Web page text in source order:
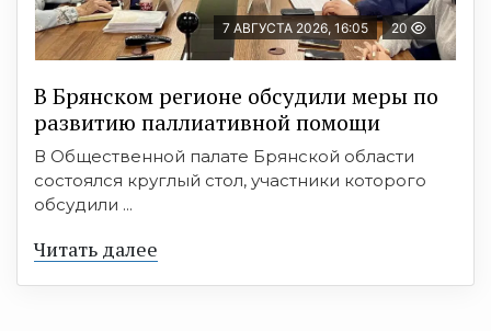
7 АВГУСТА 2026, 16:05 20
В Брянском регионе обсудили меры по
развитию паллиативной помощи
В Общественной палате Брянской области
состоялся круглый стол, участники которого
обсудили ...
Читать далее